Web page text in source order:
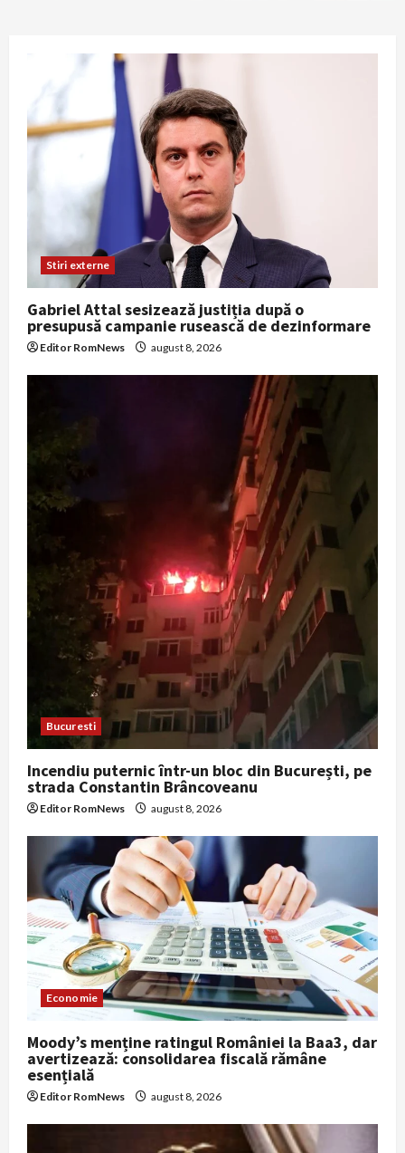
Stiri externe
Gabriel Attal sesizează justiția după o
presupusă campanie rusească de dezinformare
Editor RomNews august 8, 2026
Bucuresti
Incendiu puternic într-un bloc din București, pe
strada Constantin Brâncoveanu
Editor RomNews august 8, 2026
Economie
Moody’s menține ratingul României la Baa3, dar
avertizează: consolidarea fiscală rămâne
esențială
Editor RomNews august 8, 2026